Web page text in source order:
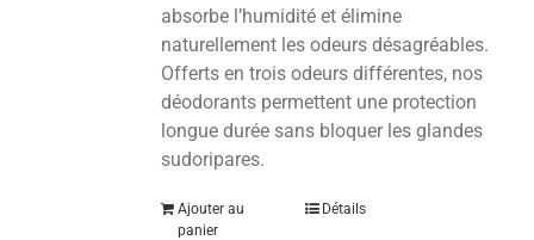
absorbe l’humidité et élimine
naturellement les odeurs désagréables.
Offerts en trois odeurs différentes, nos
déodorants permettent une protection
longue durée sans bloquer les glandes
sudoripares.
Ajouter au
panier
Détails